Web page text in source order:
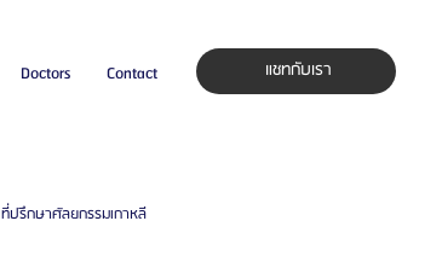
Doctors Contact แชทกับเรา
ที่ปรึกษาศัลยกรรมเกาหลี